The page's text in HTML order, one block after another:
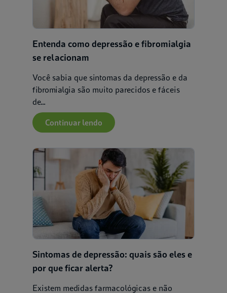
Entenda como depressão e fibromialgia
se relacionam
Você sabia que sintomas da depressão e da
fibromialgia são muito parecidos e fáceis
de...
Continuar lendo
Sintomas de depressão: quais são eles e
por que ficar alerta?
Existem medidas farmacológicas e não